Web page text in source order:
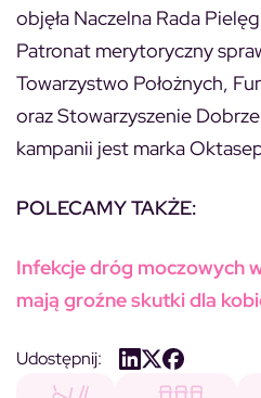
objęła Naczelna Rada
Patronat merytoryczny
Towarzystwo Położnych,
oraz Stowarzyszenie
kampanii jest marka
POLECAMY TAKŻE:
Infekcje dróg moczowych
mają groźne skutki dla
Udostępnij: